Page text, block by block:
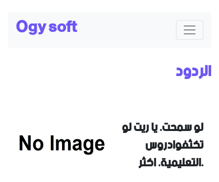
Ogy soft
الردود
لو سمحت. يا ريت لو
تكثفوادروس
التعليمية. اكثر.